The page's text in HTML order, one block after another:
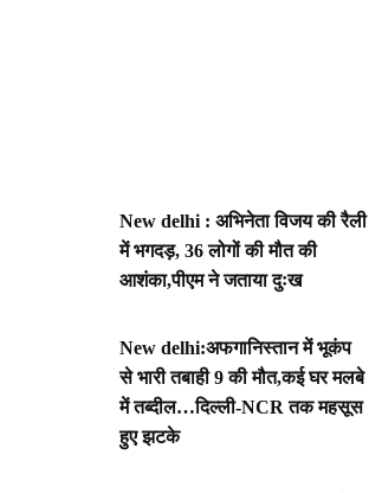
New delhi : अभिनेता विजय की रैली
में भगदड़, 36 लोगों की मौत की
आशंका,पीएम ने जताया दुःख
New delhi:अफगानिस्तान में भूकंप
से भारी तबाही 9 की मौत,कई घर मलबे
में तब्दील…दिल्ली-NCR तक महसूस
हुए झटके